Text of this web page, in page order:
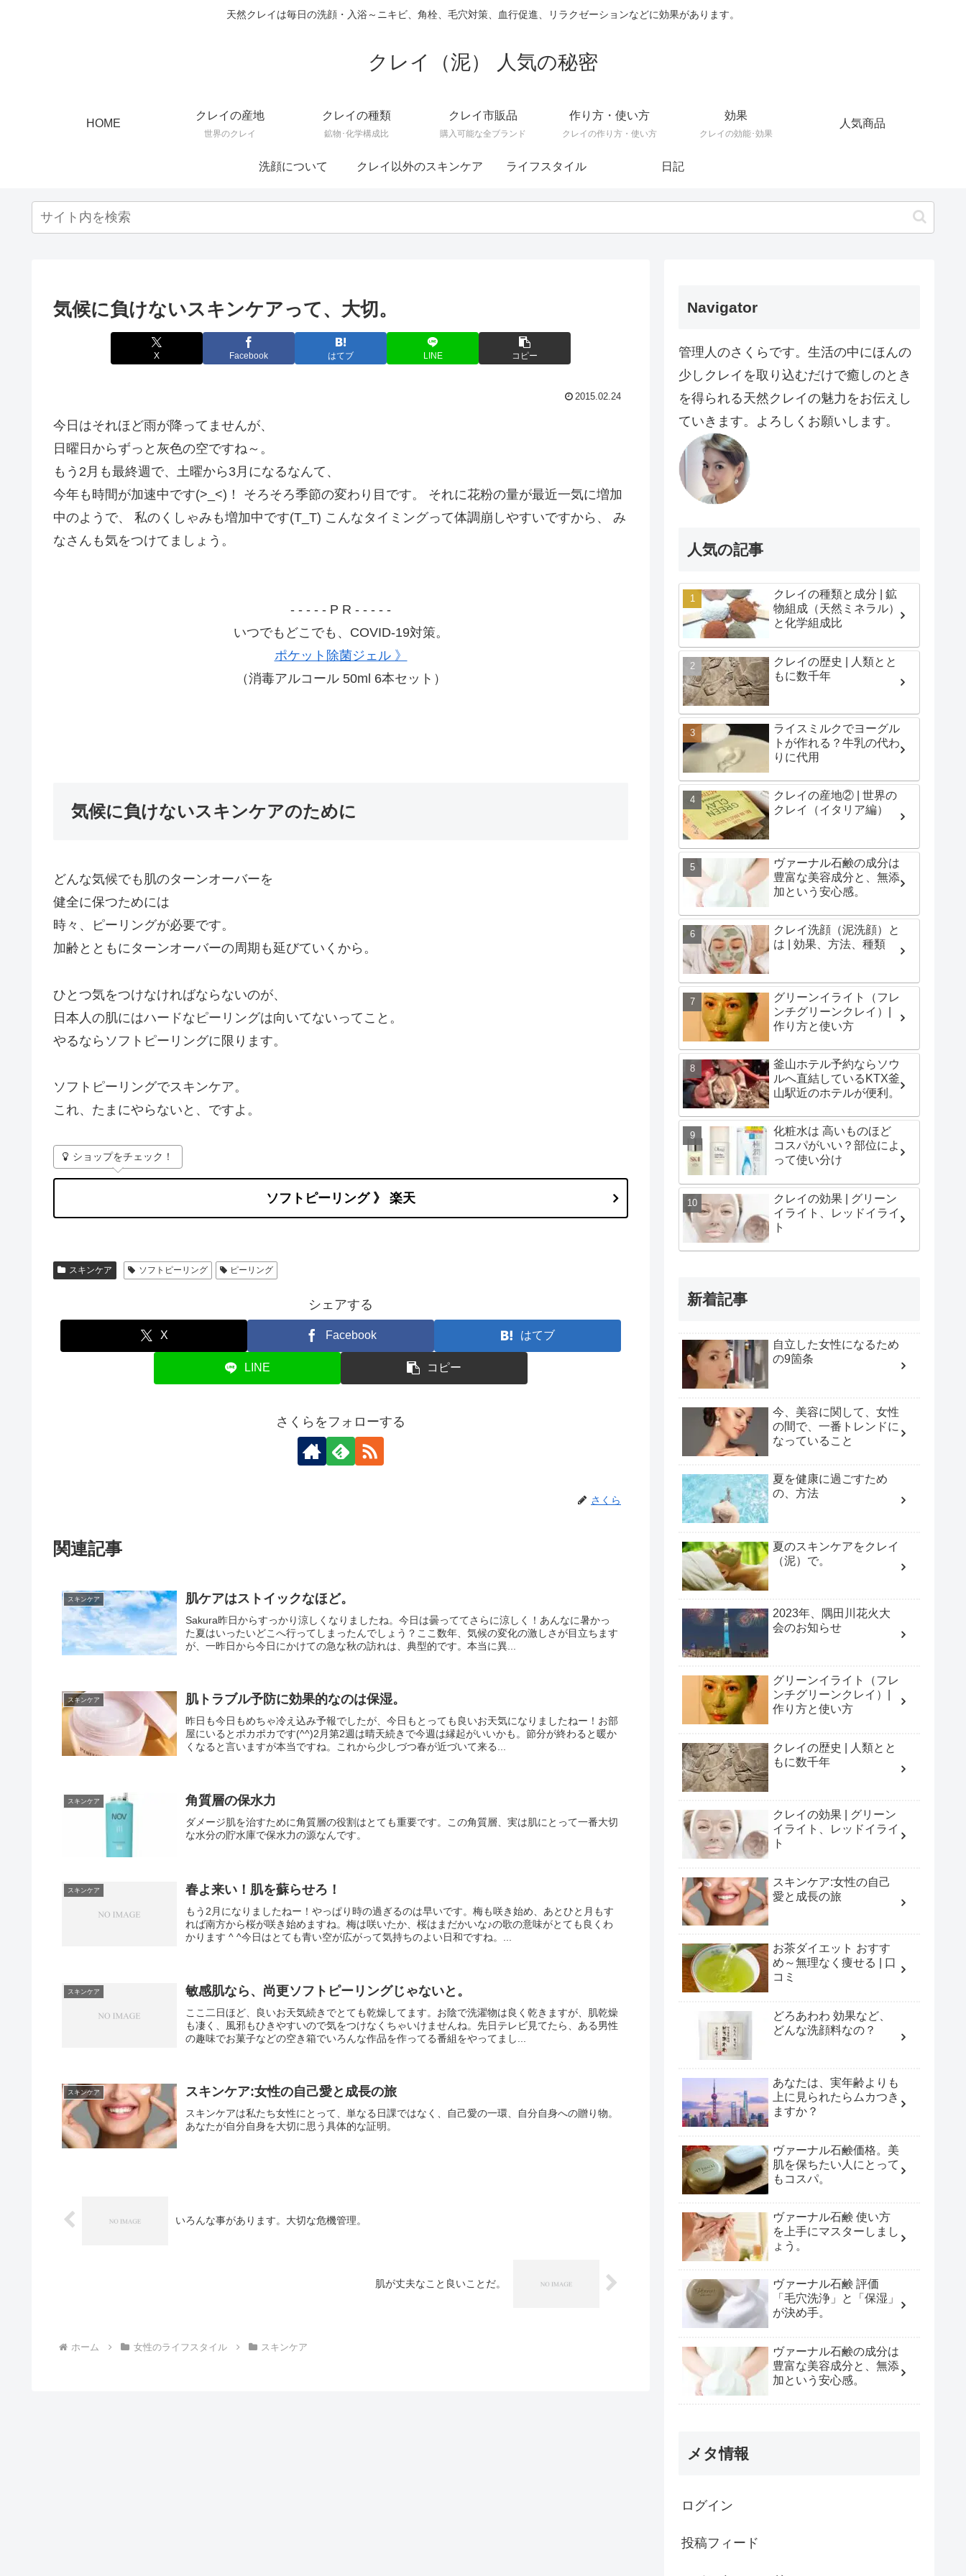
天然クレイは毎日の洗顔・入浴～ニキビ、角栓、毛穴対策、血行促進、リラクゼーションなどに効果があります。
クレイ（泥） 人気の秘密
HOME
クレイの産地
世界のクレイ
クレイの種類
鉱物･化学構成比
クレイ市販品
購入可能な全ブランド
作り方・使い方
クレイの作り方・使い方
効果
クレイの効能･効果
人気商品
洗顔について クレイ以外のスキンケア ライフスタイル 日記
気候に負けないスキンケアって、大切。
X Facebook はてブ LINE コピー
2015.02.24
今日はそれほど雨が降ってませんが、
日曜日からずっと灰色の空ですね～。
もう2月も最終週で、土曜から3月になるなんて、
今年も時間が加速中です(>_<)！ そろそろ季節の変わり目です。 それに花粉の量が最近一気に増加
中のようで、 私のくしゃみも増加中です(T_T) こんなタイミングって体調崩しやすいですから、 み
なさんも気をつけてましょう。
- - - - - P R - - - - -
いつでもどこでも、COVID-19対策。
ポケット除菌ジェル 》
（消毒アルコール 50ml 6本セット）
気候に負けないスキンケアのために
どんな気候でも肌のターンオーバーを
健全に保つためには
時々、ピーリングが必要です。
加齢とともにターンオーバーの周期も延びていくから。
ひとつ気をつけなければならないのが、
日本人の肌にはハードなピーリングは向いてないってこと。
やるならソフトピーリングに限ります。
ソフトピーリングでスキンケア。
これ、たまにやらないと、ですよ。
ショップをチェック！
ソフトピーリング 》 楽天
スキンケア ソフトピーリング ピーリング
シェアする
X Facebook はてブ
LINE コピー
さくらをフォローする
さくら
関連記事
スキンケア 肌ケアはストイックなほど。
Sakura昨日からすっかり涼しくなりましたね。今日は曇っててさらに涼しく！あんなに暑かっ
た夏はいったいどこへ行ってしまったんでしょう？ここ数年、気候の変化の激しさが目立ちます
が、一昨日から今日にかけての急な秋の訪れは、典型的です。本当に異...
スキンケア 肌トラブル予防に効果的なのは保湿。
昨日も今日もめちゃ冷え込み予報でしたが、今日もとっても良いお天気になりましたねー！お部
屋にいるとポカポカです(^^)2月第2週は晴天続きで今週は縁起がいいかも。節分が終わると暖か
くなると言いますが本当ですね。これから少しづつ春が近づいて来る...
スキンケア 角質層の保水力
ダメージ肌を治すために角質層の役割はとても重要です。この角質層、実は肌にとって一番大切
な水分の貯水庫で保水力の源なんです。
スキンケア 春よ来い！ 肌を蘇らせろ！
もう2月になりましたねー！やっぱり時の過ぎるのは早いです。梅も咲き始め、あとひと月もす
れば南方から桜が咲き始めますね。梅は咲いたか、桜はまだかいな♪の歌の意味がとても良くわ
かります ^ ^今日はとても青い空が広がって気持ちのよい日和ですね。...
スキンケア 敏感肌なら、尚更ソフトピーリングじゃないと。
ここ二日ほど、良いお天気続きでとても乾燥してます。お陰で洗濯物は良く乾きますが、肌乾燥
も凄く、風邪もひきやすいので気をつけなくちゃいけませんね。先日テレビ見てたら、ある男性
の趣味でお菓子などの空き箱でいろんな作品を作ってる番組をやってまし...
スキンケア スキンケア:女性の自己愛と成長の旅
スキンケアは私たち女性にとって、単なる日課ではなく、自己愛の一環、自分自身への贈り物。
あなたが自分自身を大切に思う具体的な証明。
いろんな事があります。大切な危機管理。
肌が丈夫なこと良いことだ。
ホーム 女性のライフスタイル スキンケア
Navigator
管理人のさくらです。生活の中にほんの
少しクレイを取り込むだけで癒しのとき
を得られる天然クレイの魅力をお伝えし
ていきます。よろしくお願いします。
人気の記事
クレイの種類と成分 | 鉱
物組成（天然ミネラル）
と化学組成比
クレイの歴史 | 人類とと
もに数千年
ライスミルクでヨーグル
トが作れる？牛乳の代わ
りに代用
クレイの産地② | 世界の
クレイ（イタリア編）
ヴァーナル石鹸の成分は
豊富な美容成分と、無添
加という安心感。
クレイ洗顔（泥洗顔）と
は | 効果、方法、種類
グリーンイライト（フレ
ンチグリーンクレイ）|
作り方と使い方
釜山ホテル予約ならソウ
ルへ直結しているKTX釜
山駅近のホテルが便利。
化粧水は 高いものほど
コスパがいい？部位によ
って使い分け
クレイの効果 | グリーン
イライト、レッドイライ
ト
新着記事
自立した女性になるため
の9箇条
今、美容に関して、女性
の間で、一番トレンドに
なっていること
夏を健康に過ごすため
の、方法
夏のスキンケアをクレイ
（泥）で。
2023年、隅田川花火大
会のお知らせ
グリーンイライト（フレ
ンチグリーンクレイ）|
作り方と使い方
クレイの歴史 | 人類とと
もに数千年
クレイの効果 | グリーン
イライト、レッドイライ
ト
スキンケア:女性の自己
愛と成長の旅
お茶ダイエット おすす
め～無理なく痩せる | 口
コミ
どろあわわ 効果など、
どんな洗顔料なの？
あなたは、実年齢よりも
上に見られたらムカつき
ますか？
ヴァーナル石鹸価格。美
肌を保ちたい人にとって
もコスパ。
ヴァーナル石鹸 使い方
を上手にマスターしまし
ょう。
ヴァーナル石鹸 評価
「毛穴洗浄」と「保湿」
が決め手。
ヴァーナル石鹸の成分は
豊富な美容成分と、無添
加という安心感。
メタ情報
ログイン
投稿フィード